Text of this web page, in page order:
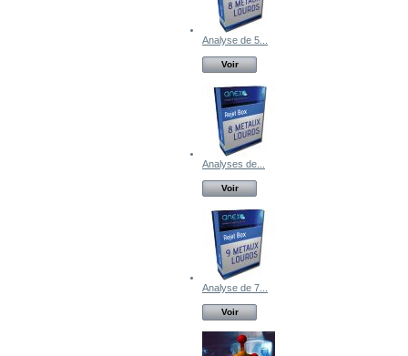
Analyse de 5...
Voir
Analyses de...
Voir
Analyse de 7...
Voir